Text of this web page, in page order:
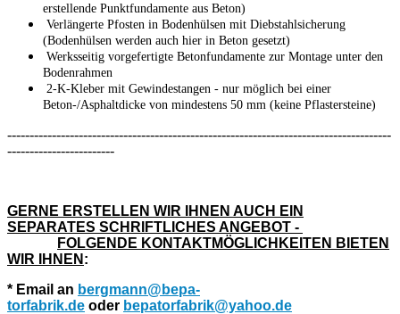
erstellende Punktfundamente aus Beton)
Verlängerte Pfosten in Bodenhülsen mit Diebstahlsicherung
(Bodenhülsen werden auch hier in Beton gesetzt)
Werksseitig vorgefertigte Betonfundamente zur Montage unter den
Bodenrahmen
2-K-Kleber mit Gewindestangen - nur möglich bei einer
Beton-/Asphaltdicke von mindestens 50 mm (keine Pflastersteine)
--------------------------------------------------------------------------------------
------------------------
GERNE ERSTELLEN WIR IHNEN AUCH EIN
SEPARATES SCHRIFTLICHES ANGEBOT -
FOLGENDE KONTAKTMÖGLICHKEITEN BIETEN
WIR IHNEN :
* Email an bergmann@bepa-
torfabrik.de oder bepatorfabrik@yahoo.de